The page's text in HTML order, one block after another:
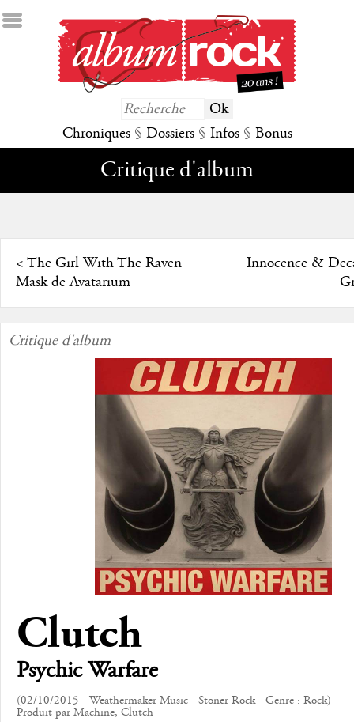
Chroniques § Dossiers § Infos § Bonus
Critique d'album
< The Girl With The Raven
Mask de Avatarium
Innocence &
Critique d'album
Clutch
Psychic Warfare
(02/10/2015 - Weathermaker Music - Stoner Rock - Genre : Rock)
Produit par Machine, Clutch